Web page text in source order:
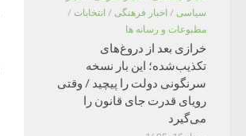
سیاسی / اخبار فرهنگی / انتخابات /
مطبوعات و رسانه ها
خرازی بعد از دروغ‌های
تکذیب‌شده؛ این بار نسخه
سرنگونی دولت را پیچید / وقتی
رویای قدرت جای قانون را
می‌گیرد